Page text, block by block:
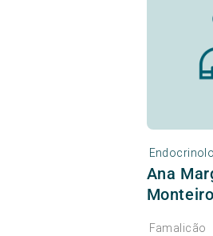
Ana
Famalicão